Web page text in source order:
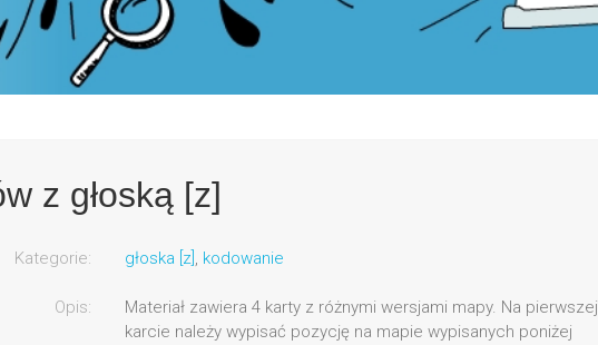
z głoską [z]
Kategorie: głoska [z] , kodowanie
Opis:
Materiał zawiera 4 karty z różnymi wersjami mapy. Na pierwszej
karcie należy wypisać pozycję na mapie wypisanych poniżej